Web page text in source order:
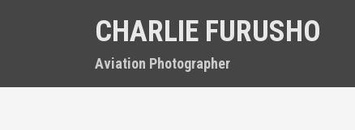
CHARLIE FURUSHO
Aviation Photographer